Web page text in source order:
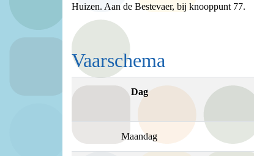
Huizen. Aan de Bestevaer, bij knooppunt 77.
Vaarschema
Dag
Maandag